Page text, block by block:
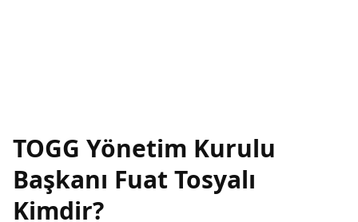
TOGG Yönetim Kurulu
Başkanı Fuat Tosyalı
Kimdir?